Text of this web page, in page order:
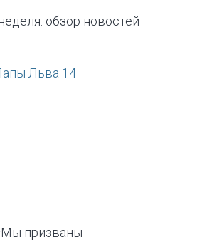
обзор новостей
призваны